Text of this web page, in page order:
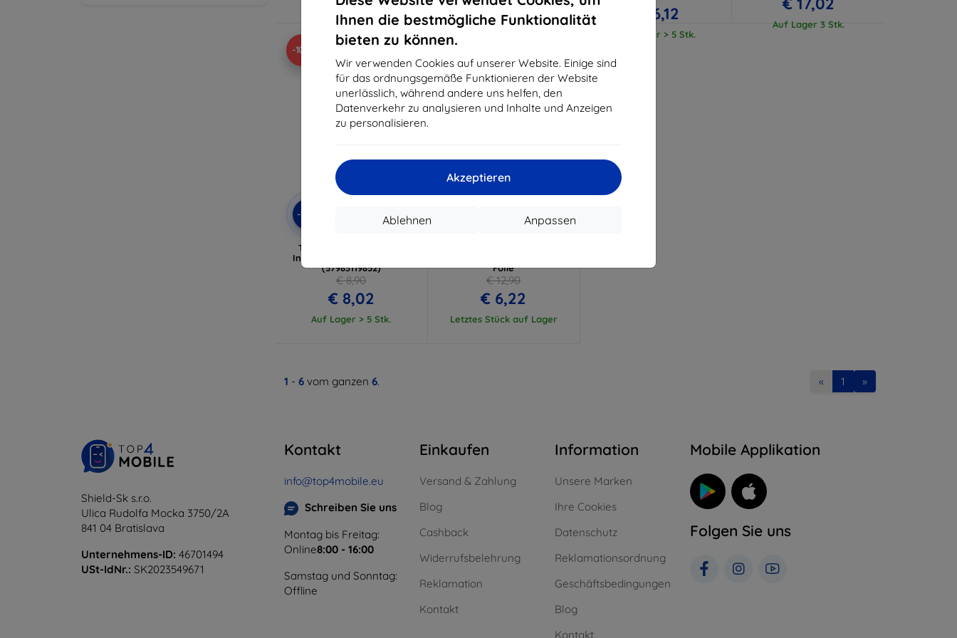
Ihnen die bestmögliche Funktionalität
bieten zu können.
Wir verwenden Cookies auf unserer Website. Einige sind
für das ordnungsgemäße Funktionieren der Website
unerlässlich, während andere uns helfen, den
Datenverkehr zu analysieren und Inhalte und Anzeigen
zu personalisieren.
Akzeptieren
Anpassen
Ablehnen
Auf Lager > 5 Stk. Auf Lager > 5 Stk.
€ 16,12
Auf Lager > 5 Stk.
Auf Lager 3 Stk.
-10%
-10% EXTRA10
Tactical Field Notes für
Infinix Hot 40 Pro schwarz
(57983119852)
€ 8,90
€ 8,02
Auf Lager > 5 Stk.
Gutschein
Folie
€ 12,90
€ 6,22
Letztes Stück auf Lager
1 - 6 vom ganzen 6. « 1 »
Shield-Sk s.r.o.
Ulica Rudolfa Mocka 3750/2A
841 04 Bratislava
Unternehmens-ID: 46701494
USt-IdNr.: SK2023549671
Kontakt
info@top4mobile.eu
Schreiben Sie uns
Montag bis Freitag:
Online8:00 - 16:00
Samstag und Sonntag:
Offline
Einkaufen
Versand & Zahlung
Blog
Cashback
Widerrufsbelehrung
Reklamation
Kontakt
Information
Unsere Marken
Ihre Cookies
Datenschutz
Reklamationsordnung
Geschäftsbedingungen
Blog
Kontakt
Mobile Applikation
Folgen Sie uns